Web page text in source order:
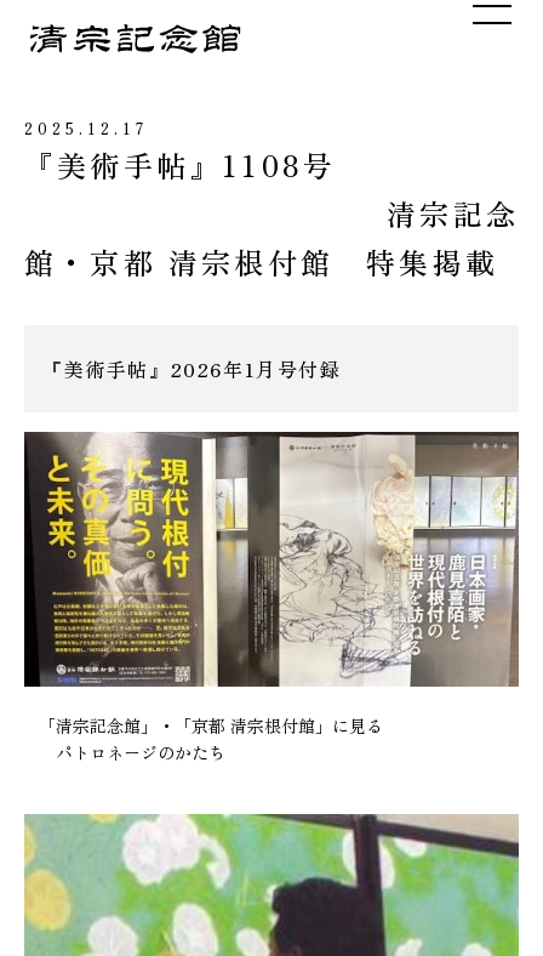
メニュ
2025.12.17
『美術手帖』1108号
清宗記念
館・京都 清宗根付館 特集掲載
『美術手帖』2026年1月号付録
「清宗記念館」・「京都 清宗根付館」に見る
パトロネージのかたち